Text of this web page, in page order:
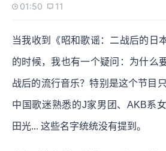
01:50 11
当我收到《昭和歌谣：二战后的日
的时候，我也有一个疑问：为什么
战后的流行音乐？特别是这个节目
中国歌迷熟悉的J家男团、AKB系
田光... 这些名字统统没有提到。